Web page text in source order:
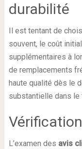
durabilité
Il est tentant de
souvent, le coût
supplémentaires à
de remplacements
haute qualité dès le
substantielle dans le
L’examen des avis